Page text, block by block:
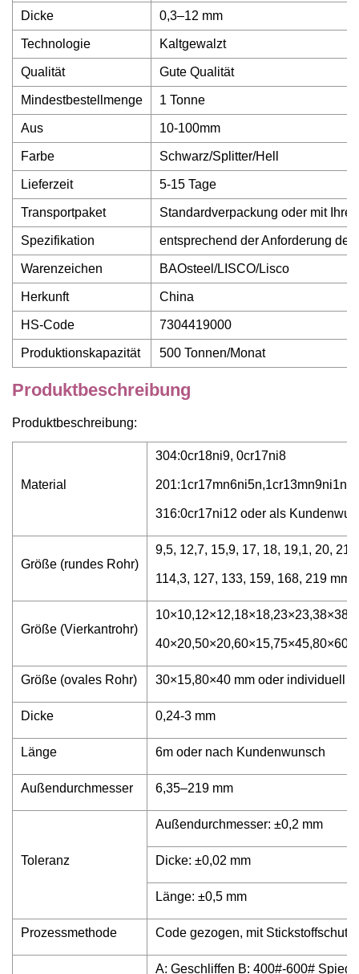
Dicke 0,3–12 mm
Technologie Kaltgewalzt
Qualität Gute Qualität
Mindestbestellmenge 1 Tonne
Aus 10-100mm
Farbe Schwarz/Splitter/Hell
Lieferzeit 5-15 Tage
Transportpaket Standardverpackung oder mit
Spezifikation entsprechend der Anforderung
Warenzeichen BAOsteel/LISCO/Lisco
Herkunft China
HS-Code 7304419000
Produktionskapazität 500 Tonnen/Monat
Produktbeschreibung
Produktbeschreibung:
Material
304:0cr18ni9, 0cr17ni8
201:1cr17mn6ni5n,1cr13mn9ni1n
316:0cr17ni12 oder als
Größe (rundes Rohr)
9,5, 12,7, 15,9, 17, 18, 19,1, 20,
114,3, 127, 133, 159, 168, 219 mm
Größe (Vierkantrohr)
Größe (ovales Rohr) 30×15,80×40 mm oder individuell
Dicke 0,24-3 mm
Länge 6m oder nach Kundenwunsch
Außendurchmesser 6,35–219 mm
Toleranz
Außendurchmesser: ±0,2 mm
Dicke: ±0,02 mm
Länge: ±0,5 mm
Prozessmethode Code gezogen, mit
A: Geschliffen B: 400#-600#